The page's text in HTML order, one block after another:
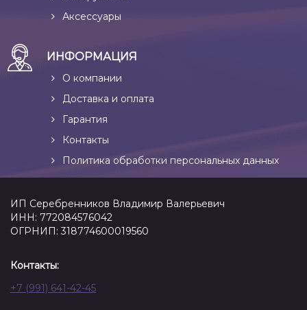
Аксессуары
ИНФОРМАЦИЯ
О компании
Доставка и оплата
Гарантия
Контакты
Политика обработки персональных данных
ИП Серебренников Владимир Валерьевич
ИНН: 772084576042
ОГРНИП: 318774600019560
Контакты:
+7 (991) 641-42-45